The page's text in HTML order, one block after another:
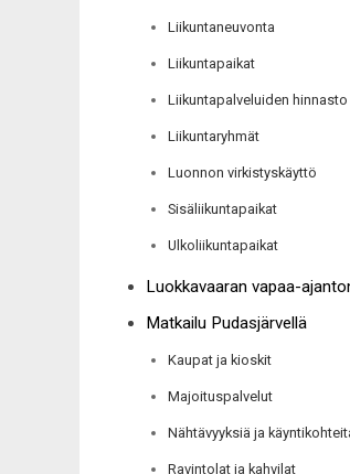
Liikuntaneuvonta
Liikuntapaikat
Liikuntapalveluiden hinnasto
Liikuntaryhmät
Luonnon virkistyskäyttö
Sisäliikuntapaikat
Ulkoliikuntapaikat
Luokkavaaran vapaa-
Matkailu Pudasjärvellä
Kaupat ja kioskit
Majoituspalvelut
Nähtävyyksiä ja
Ravintolat ja kahvilat